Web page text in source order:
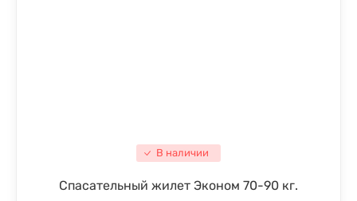
В наличии
Спасательный жилет Эконом 70-90 кг.